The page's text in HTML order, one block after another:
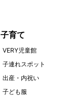
子育て
VERY児童館
子連れスポット
出産・内祝い
子ども服